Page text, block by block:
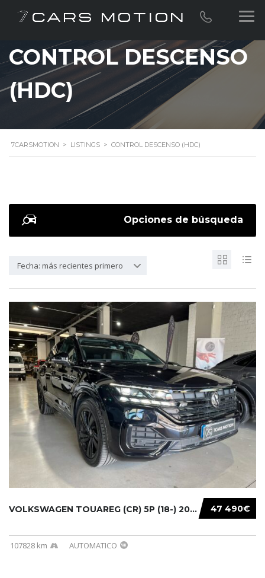
CONTROL DESCENSO
(HDC)
7CARSMOTION > LISTINGS > CONTROL DESCENSO (HDC)
Opciones de búsqueda
Fecha: más recientes primero
47 490€
VOLKSWAGEN TOUAREG (CR) 5P (18-) 2021...
107828 km AUTOMATICO